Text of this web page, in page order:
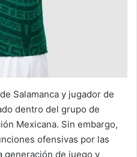
Salamanca y jugador de
dentro del grupo de
Mexicana. Sin embargo,
ofensivas por las
generación de juego y